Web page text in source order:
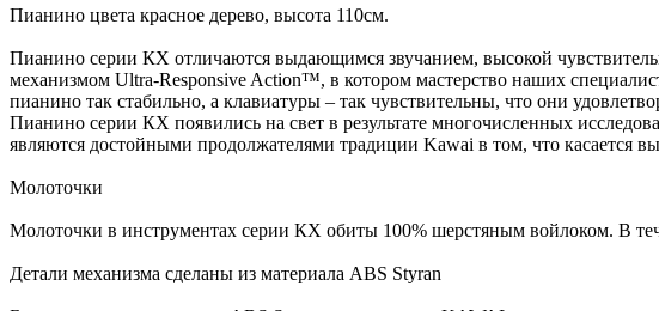
Пианино цвета красное дерево, высота 110см.
Пианино серии КХ отличаются выдающимся звучанием, высокой
механизмом Ultra-Responsive Action™, в котором мастерство наших
пианино так стабильно, а клавиатуры – так чувствительны, что они
Пианино серии КХ появились на свет в результате многочисленных
являются достойными продолжателями традиции Kawai в том, что касается
Молоточки
Молоточки в инструментах серии КХ обиты 100% шерстяным войлоком. В
Детали механизма сделаны из материала ABS Styran